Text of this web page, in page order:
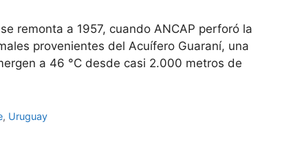
remonta a 1957, cuando ANCAP perforó la
provenientes del Acuífero Guaraní, una
a 46 °C desde casi 2.000 metros de
, Uruguay